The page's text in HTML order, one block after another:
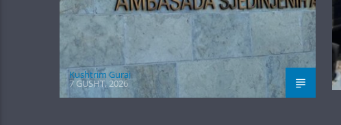
Kushtrim Guraj
7 GUSHT, 2026